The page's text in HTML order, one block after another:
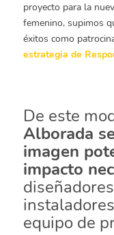
proyecto para la
femenino, supimos
éxitos como
estrategia de
De este
Alborada
imagen
impacto
equipo de